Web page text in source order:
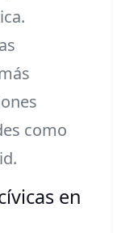
como
en